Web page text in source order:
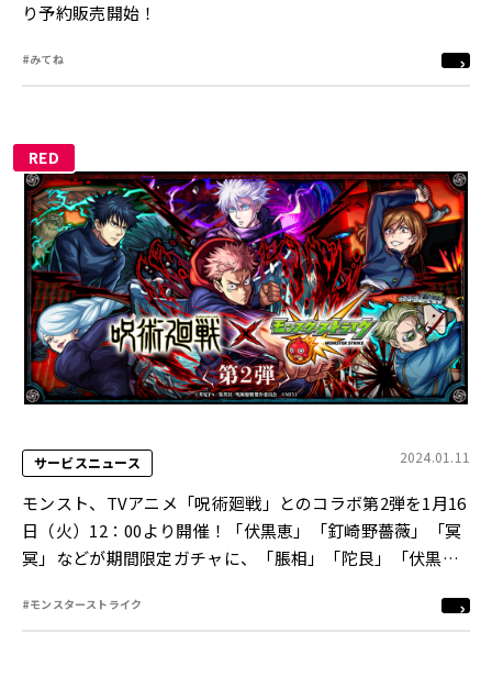
り予約販売開始！
#みてね
RED
サービスニュース 2024.01.11
モンスト、TVアニメ「呪術廻戦」とのコラボ第2弾を1月16
日（火）12：00より開催！「伏黒恵」「釘崎野薔薇」「冥
冥」などが期間限定ガチャに、「脹相」「陀艮」「伏黒甚
#モンスターストライク